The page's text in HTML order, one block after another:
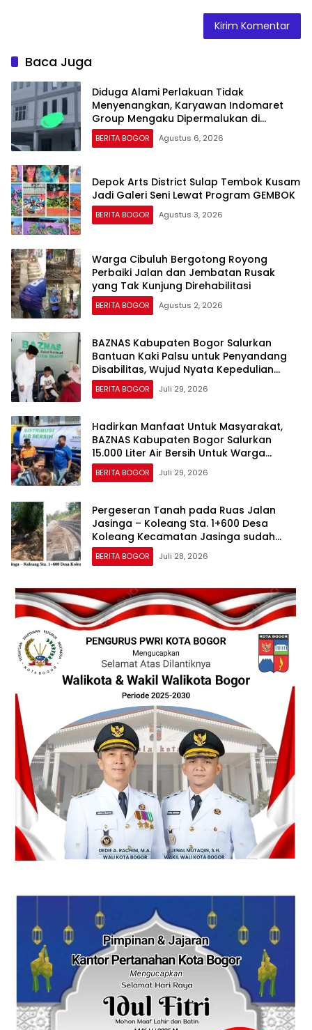
Baca Juga
Diduga Alami Perlakuan Tidak
Menyenangkan, Karyawan Indomaret
Group Mengaku Dipermalukan di
Hadapan Rekan Kerja
BERITA BOGOR Agustus 6, 2026
Depok Arts District Sulap Tembok Kusam
Jadi Galeri Seni Lewat Program GEMBOK
BERITA BOGOR Agustus 3, 2026
Warga Cibuluh Bergotong Royong
Perbaiki Jalan dan Jembatan Rusak
yang Tak Kunjung Direhabilitasi
BERITA BOGOR Agustus 2, 2026
BAZNAS Kabupaten Bogor Salurkan
Bantuan Kaki Palsu untuk Penyandang
Disabilitas, Wujud Nyata Kepedulian
dalam Program “Bogor Peduli”
BERITA BOGOR Juli 29, 2026
Hadirkan Manfaat Untuk Masyarakat,
BAZNAS Kabupaten Bogor Salurkan
15.000 Liter Air Bersih Untuk Warga
Terdampak Kekeringan
BERITA BOGOR Juli 29, 2026
Pergeseran Tanah pada Ruas Jalan
Jasinga – Koleang Sta. 1+600 Desa
Koleang Kecamatan Jasinga sudah
Tertangani oleh UPTD IJJ Kelas A
Wilayah VII
BERITA BOGOR Juli 28, 2026